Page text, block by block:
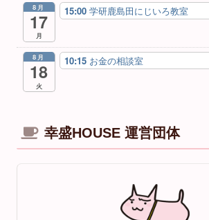
8月
17
月
15:00 学研鹿島田にじいろ教室
8月
18
火
10:15 お金の相談室
幸盛HOUSE 運営団体